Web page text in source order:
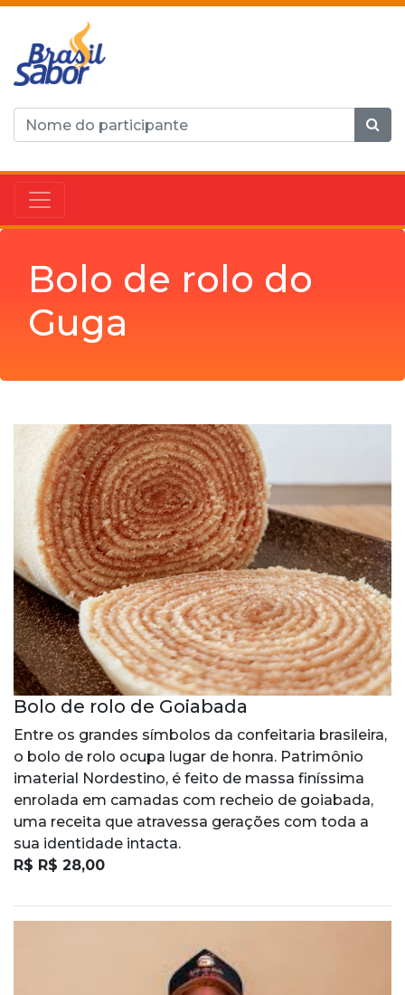
Bolo de rolo do
Guga
Bolo de rolo de Goiabada
Entre os grandes símbolos da confeitaria brasileira,
o bolo de rolo ocupa lugar de honra. Patrimônio
imaterial Nordestino, é feito de massa finíssima
enrolada em camadas com recheio de goiabada,
uma receita que atravessa gerações com toda a
sua identidade intacta.
R$ R$ 28,00